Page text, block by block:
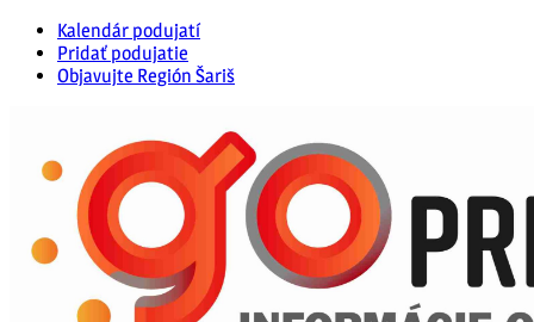
Kalendár podujatí
Pridať podujatie
Objavujte Región Šariš